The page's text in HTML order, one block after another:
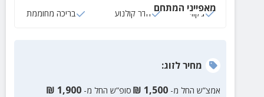
מאפייני המתחם
ג‘קוזי חדר קולנוע בריכה מחוממת
מחירלזוג:
אמצ”ש החל מ- 1,500
₪ סופ”ש החל מ- 1,900
₪